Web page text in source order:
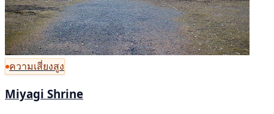
ความเสี่ยงสูง
Miyagi Shrine